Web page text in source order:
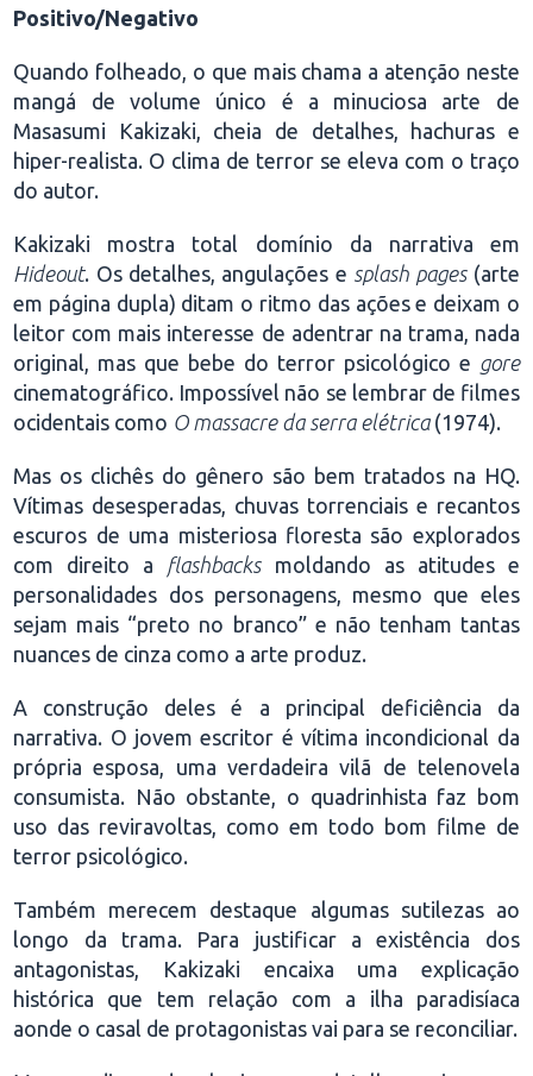
Positivo/Negativo
Quando folheado, o que mais chama a atenção neste
mangá de volume único é a minuciosa arte de
Masasumi Kakizaki, cheia de detalhes, hachuras e
hiper-realista. O clima de terror se eleva com o traço
do autor.
Kakizaki mostra total domínio da narrativa em
Hideout. Os detalhes, angulações e splash pages(arte
em página dupla) ditam o ritmo das ações e deixam o
leitor com mais interesse de adentrar na trama, nada
original, mas que bebe do terror psicológico e gore
cinematográfico. Impossível não se lembrar de filmes
ocidentais como O massacre da serra elétrica(1974).
Mas os clichês do gênero são bem tratados na HQ.
Vítimas desesperadas, chuvas torrenciais e recantos
escuros de uma misteriosa floresta são explorados
com direito a flashbacksmoldando as atitudes e
personalidades dos personagens, mesmo que eles
sejam mais “preto no branco” e não tenham tantas
nuances de cinza como a arte produz.
A construção deles é a principal deficiência da
narrativa. O jovem escritor é vítima incondicional da
própria esposa, uma verdadeira vilã de telenovela
consumista. Não obstante, o quadrinhista faz bom
uso das reviravoltas, como em todo bom filme de
terror psicológico.
Também merecem destaque algumas sutilezas ao
longo da trama. Para justificar a existência dos
antagonistas, Kakizaki encaixa uma explicação
histórica que tem relação com a ilha paradisíaca
aonde o casal de protagonistas vai para se reconciliar.